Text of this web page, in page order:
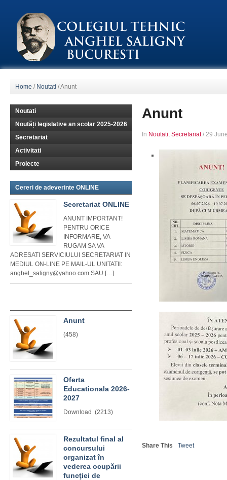
Home / Noutati /Anunt
Anunt
In Noutati, Secretariat/ 29
Share This Tweet
Noutati
Noutăți legislative an scolar 2025-2026
Secretariat
Activitati
Proiecte
Cereri de adeverinte ONLINE
Secretariat ONLINE
ANUNT IMPORTANT!
PENTRU ORICE
INFORMARE, VA
RUGAM SA VA
ADRESATI SERVICIULUI SECRETARIAT IN
MEDIUL ON-LINE PE MAIL-UL UNITATII:
anghel_saligny@yahoo.com SAU […]
Anunt
(458)
Oferta
Educationala 2026-
2027
Download (2213)
Rezultatul final al
concursului
organizat în
vederea ocupării
funcţiei de